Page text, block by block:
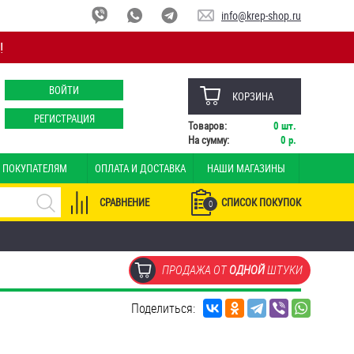
info@krep-shop.ru
ВОЙТИ
РЕГИСТРАЦИЯ
КОРЗИНА
Товаров: 0 шт.
На сумму:
0 р.
ПОКУПАТЕЛЯМ ОПЛАТА И ДОСТАВКА НАШИ МАГАЗИНЫ
0 СПИСОК ПОКУПОК
СРАВНЕНИЕ
ПРОДАЖА ОТОДНОЙШТУКИ
Поделиться: